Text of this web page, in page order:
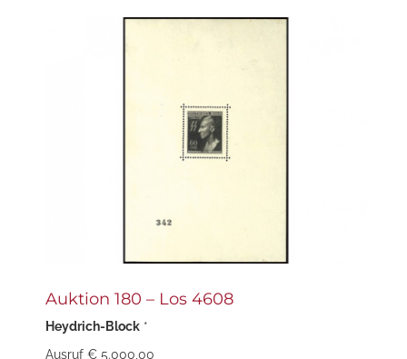
Auktion 180 – Los 4608
Heydrich-Block *
Ausruf € 5.000,00